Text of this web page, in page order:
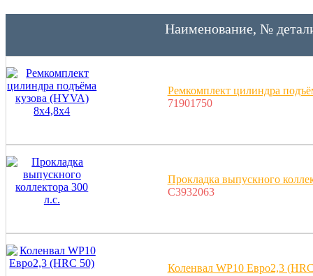
Наименование, №
Ремкомплект цилиндра
71901750
Прокладка выпускного
C3932063
Коленвал WP10 Евро2,3